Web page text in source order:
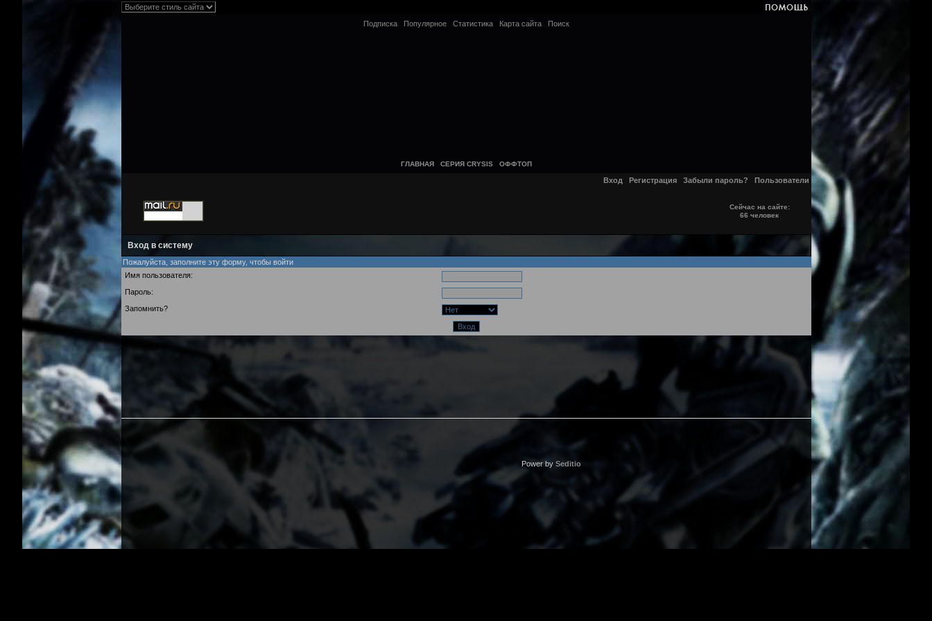
Подписка Популярное Статистика Карта сайта Поиск
ГЛАВНАЯ СЕРИЯ CRYSIS ОФФТОП
Вход Регистрация Забыли пароль? Пользователи
Сейчас на сайте:
66 человек
Вход в систему
Пожалуйста, заполните эту форму, чтобы войти
Имя пользователя:
Пароль:
Запомнить?
Power by Seditio